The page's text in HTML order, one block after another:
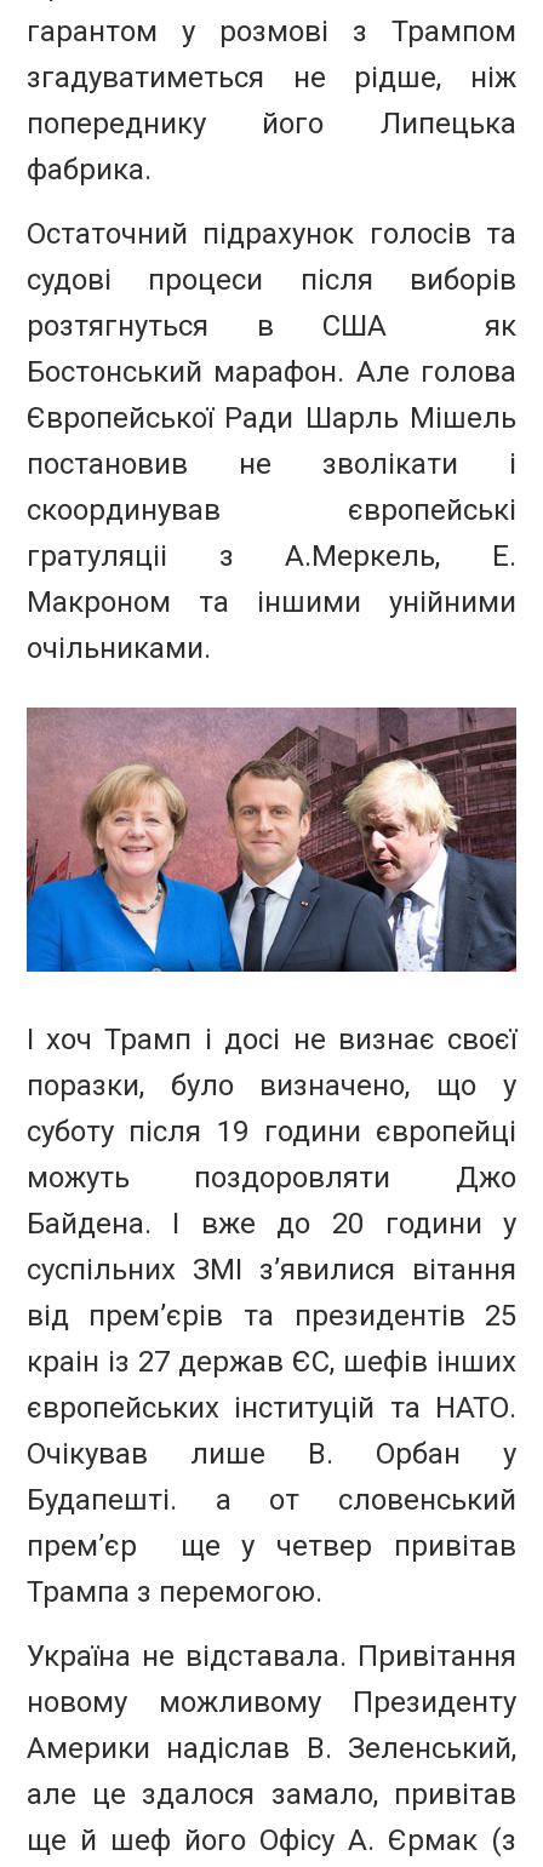
гарантом у розмові з Трампом
згадуватиметься не рідше, ніж
попереднику його Липецька
фабрика.
Остаточний підрахунок голосів та
судові процеси після виборів
розтягнуться в США як
Бостонський марафон. Але голова
Європейської Ради Шарль Мішель
постановив не зволікати і
скоординував європейські
гратуляціі з А.Меркель, Е.
Макроном та іншими унійними
очільниками.
І хоч Трамп і досі не визнає своєї
поразки, було визначено, що у
суботу після 19 години європейці
можуть поздоровляти Джо
Байдена. І вже до 20 години у
суспільних ЗМІ з’явилися вітання
від прем’єрів та президентів 25
краін із 27 держав ЄС, шефів інших
європейських інституцій та НАТО.
Очікував лише В. Орбан у
Будапешті. а от словенський
прем’єр ще у четвер привітав
Трампа з перемогою.
Україна не відставала. Привітання
новому можливому Президенту
Америки надіслав В. Зеленський,
але це здалося замало, привітав
ще й шеф його Офісу А. Єрмак (з